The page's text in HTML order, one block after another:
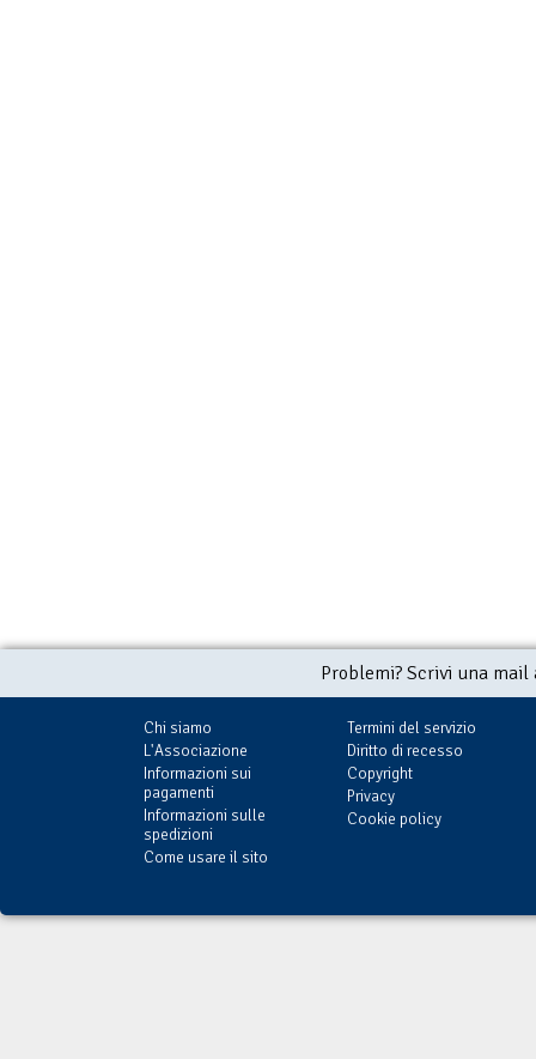
Problemi? Scrivi una
Chi siamo
L'Associazione
Informazioni sui
pagamenti
Informazioni sulle
spedizioni
Come usare il sito
Termini del servizio
Diritto di recesso
Copyright
Privacy
Cookie policy